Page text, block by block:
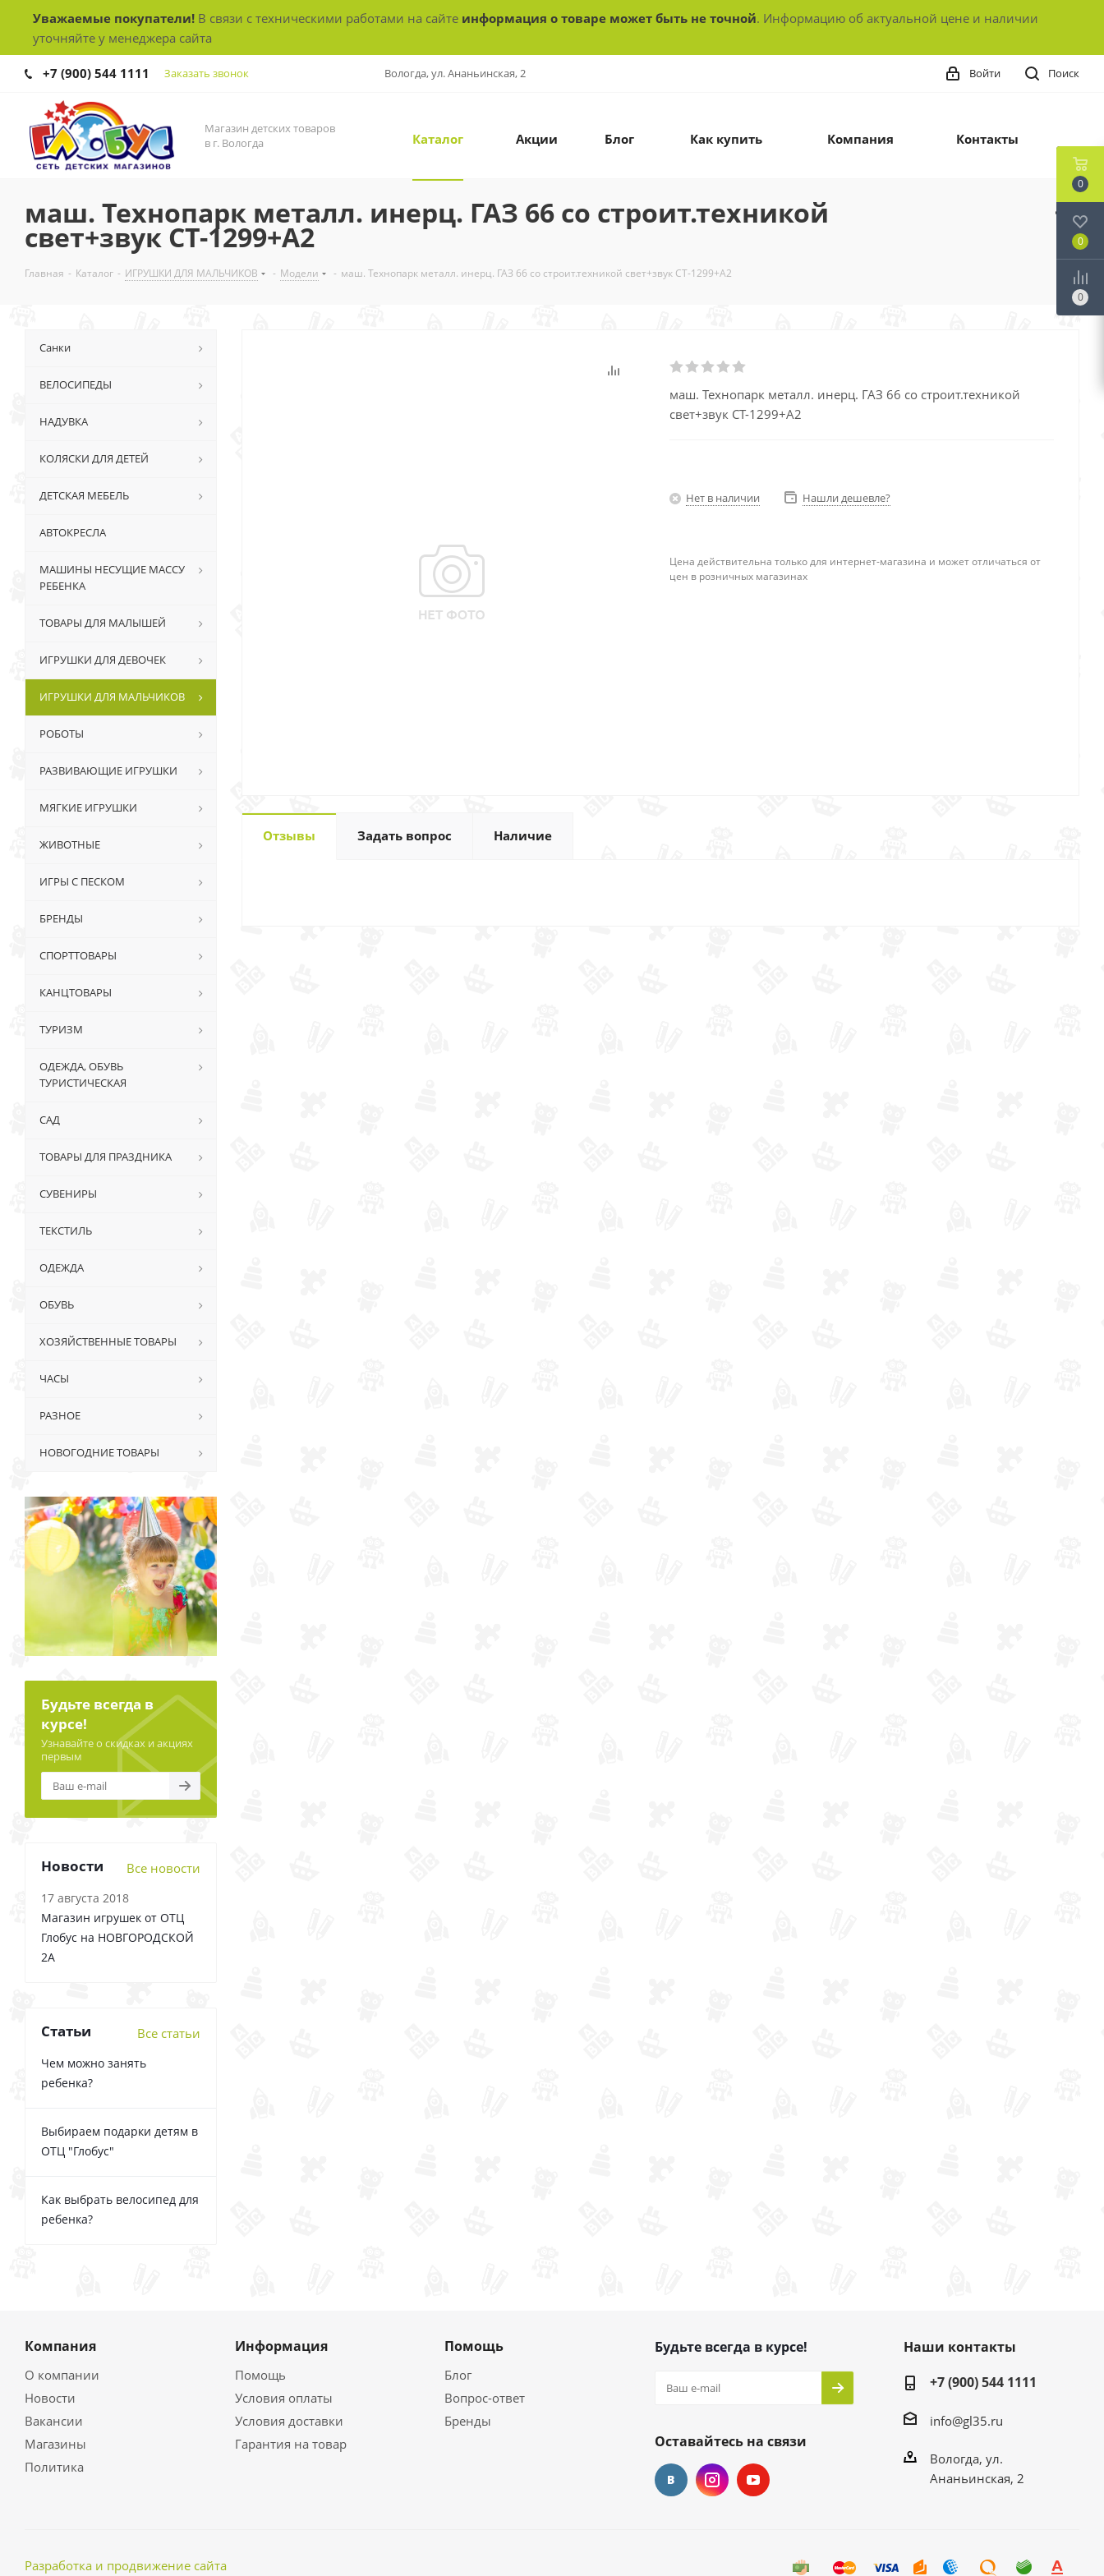
Уважаемые покупатели! В связи с техническими работами на сайте информация о товаре может быть не точной. Информацию об актуальной цене и наличии
уточняйте у менеджера сайта
+7 (900) 544 1111 Заказать звонок Вологда, ул. Ананьинская, 2 Поиск
Войти
Магазин детских товаров
в г. Вологда
Каталог Акции Блог Как купить Компания Контакты
маш. Технопарк металл. инерц. ГАЗ 66 со строит.техникой
свет+звук СТ-1299+А2
Главная - Каталог - ИГРУШКИ ДЛЯ МАЛЬЧИКОВ - Модели - маш. Технопарк металл. инерц. ГАЗ 66 со строит.техникой свет+звук СТ-1299+А2
маш. Технопарк металл. инерц. ГАЗ 66 со строит.техникой
свет+звук СТ-1299+А2
Нет в наличии Нашли дешевле?
Цена действительна только для интернет-магазина и может отличаться от
цен в розничных магазинах
Отзывы Задать вопрос Наличие
Санки
ВЕЛОСИПЕДЫ
НАДУВКА
КОЛЯСКИ ДЛЯ ДЕТЕЙ
ДЕТСКАЯ МЕБЕЛЬ
АВТОКРЕСЛА
МАШИНЫ НЕСУЩИЕ МАССУ
РЕБЕНКА
ТОВАРЫ ДЛЯ МАЛЫШЕЙ
ИГРУШКИ ДЛЯ ДЕВОЧЕК
ИГРУШКИ ДЛЯ МАЛЬЧИКОВ
РОБОТЫ
РАЗВИВАЮЩИЕ ИГРУШКИ
МЯГКИЕ ИГРУШКИ
ЖИВОТНЫЕ
ИГРЫ С ПЕСКОМ
БРЕНДЫ
СПОРТТОВАРЫ
КАНЦТОВАРЫ
ТУРИЗМ
ОДЕЖДА, ОБУВЬ
ТУРИСТИЧЕСКАЯ
САД
ТОВАРЫ ДЛЯ ПРАЗДНИКА
СУВЕНИРЫ
ТЕКСТИЛЬ
ОДЕЖДА
ОБУВЬ
ХОЗЯЙСТВЕННЫЕ ТОВАРЫ
ЧАСЫ
РАЗНОЕ
НОВОГОДНИЕ ТОВАРЫ
Будьте всегда в
курсе!
Узнавайте о скидках и акциях
первым
Новости Все новости
17 августа 2018
Магазин игрушек от ОТЦ
Глобус на НОВГОРОДСКОЙ
2А
Статьи Все статьи
Чем можно занять
ребенка?
Выбираем подарки детям в
ОТЦ "Глобус"
Как выбрать велосипед для
ребенка?
Компания
О компании
Новости
Вакансии
Магазины
Политика
Информация
Помощь
Условия оплаты
Условия доставки
Гарантия на товар
Помощь
Блог
Вопрос-ответ
Бренды
Будьте всегда в курсе!
Оставайтесь на связи
Наши контакты
+7 (900) 544 1111
info@gl35.ru
Вологда, ул.
Ананьинская, 2
Разработка и продвижение сайта
0
0
0